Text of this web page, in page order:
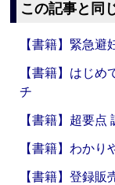
この記事と同
【書籍】緊急避
【書籍】はじ
チ
【書籍】超要
【書籍】わか
【書籍】登録